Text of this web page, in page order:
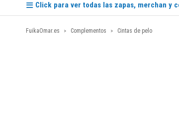
Click para ver todas las zapas, merchan y
FuikaOmar.es Complementos Cintas de pelo